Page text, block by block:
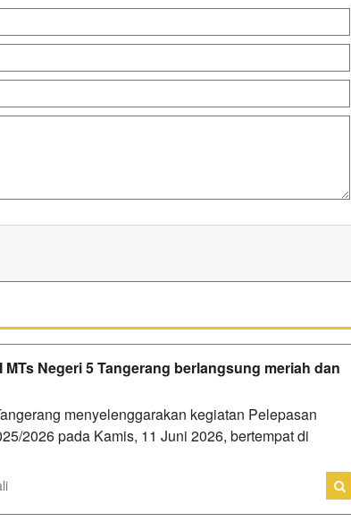
Negeri 5 Tangerang berlangsung meriah dan
menyelenggarakan kegiatan Pelepasan
2026 pada Kamis, 11 Juni 2026, bertempat di